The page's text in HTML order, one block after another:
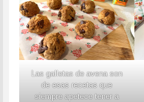
Las galletas de avena son
de esas recetas que
siempre apetece tener a